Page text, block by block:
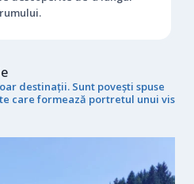
destinații. Sunt povești spuse
care formează portretul unui vis